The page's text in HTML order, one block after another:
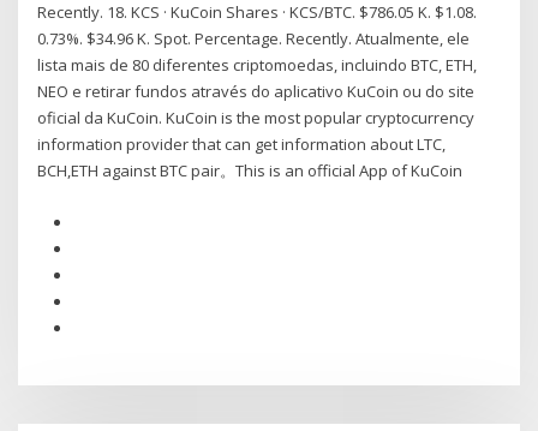
Recently. 18. KCS · KuCoin Shares · KCS/BTC. $786.05 K. $1.08.
0.73%. $34.96 K. Spot. Percentage. Recently. Atualmente, ele
lista mais de 80 diferentes criptomoedas, incluindo BTC, ETH,
NEO e retirar fundos através do aplicativo KuCoin ou do site
oficial da KuCoin. KuCoin is the most popular cryptocurrency
information provider that can get information about LTC,
BCH,ETH against BTC pair。This is an official App of KuCoin